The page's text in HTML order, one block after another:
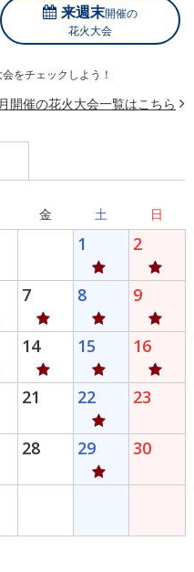
来週末開催の
花火大会
をチェックしよう！
開催の花火大会一覧はこちら
金 土 日
1 2
7 8 9
14 15 16
21 22 23
28 29 30